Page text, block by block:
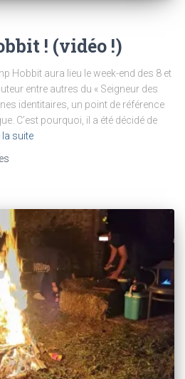
! (vidéo !)
Hobbit aura lieu le week-end des 8 et
entre autres du « Seigneur des
identitaires, un point de référence
C’est pourquoi, il a été décidé de
la suite